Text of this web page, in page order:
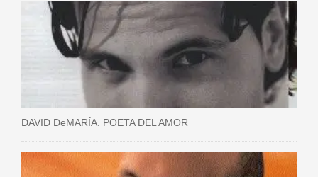
DAVID DeMARÍA. POETA DEL AMOR